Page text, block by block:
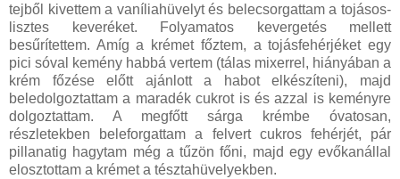
tejből kivettem a vaníliahüvelyt és belecsorgattam a tojásos-
lisztes keveréket. Folyamatos kevergetés mellett
besűrítettem. Amíg a krémet főztem, a tojásfehérjéket egy
pici sóval kemény habbá vertem (tálas mixerrel, hiányában a
krém főzése előtt ajánlott a habot elkészíteni), majd
beledolgoztattam a maradék cukrot is és azzal is keményre
dolgoztattam. A megfőtt sárga krémbe óvatosan,
részletekben beleforgattam a felvert cukros fehérjét, pár
pillanatig hagytam még a tűzön főni, majd egy evőkanállal
elosztottam a krémet a tésztahüvelyekben.